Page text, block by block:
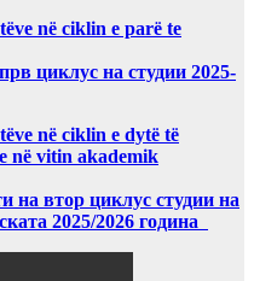
në ciklin e parë te
циклус на студии 2025-
në ciklin e dytë të
në vitin akademik
на втор циклус студии на
2025/2026 година